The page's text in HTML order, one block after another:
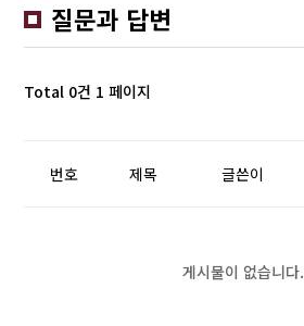
질문과 답변
Total 0건 1 페이지
번호 제목 글쓴이
게시물이 없습니다.